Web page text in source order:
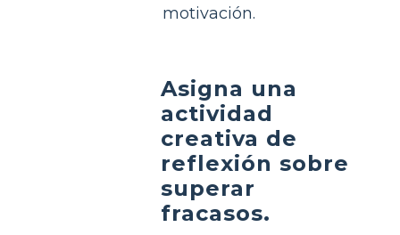
motivación.
Asigna una
actividad
creativa de
reflexión sobre
superar
fracasos.